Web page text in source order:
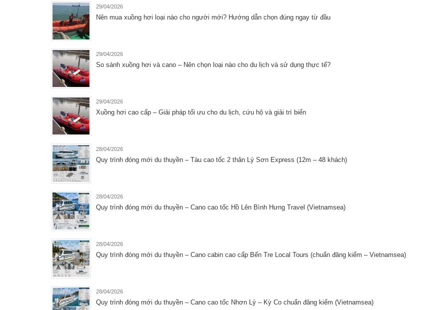
29/04/2026
Nên mua xuồng hơi loại nào cho người mới? Hướng dẫn chọn đúng ngay từ đầu
29/04/2026
So sánh xuồng hơi và cano – Nên chọn loại nào cho du lịch và sử dụng thực tế?
29/04/2026
Xuồng hơi cao cấp – Giải pháp tối ưu cho du lịch, cứu hộ và giải trí biển
28/04/2026
Quy trình đóng mới du thuyền – Tàu cao tốc 2 thân Lý Sơn Express (12m – 48 khách)
28/04/2026
Quy trình đóng mới du thuyền – Cano cao tốc Hồ Lên Bình Hưng Travel (Vietnamsea)
28/04/2026
Quy trình đóng mới du thuyền – Cano cabin cao cấp Bến Tre Local Tours (chuẩn đăng kiểm – Vietnamsea)
28/04/2026
Quy trình đóng mới du thuyền – Cano cao tốc Nhơn Lý – Kỳ Co chuẩn đăng kiểm (Vietnamsea)